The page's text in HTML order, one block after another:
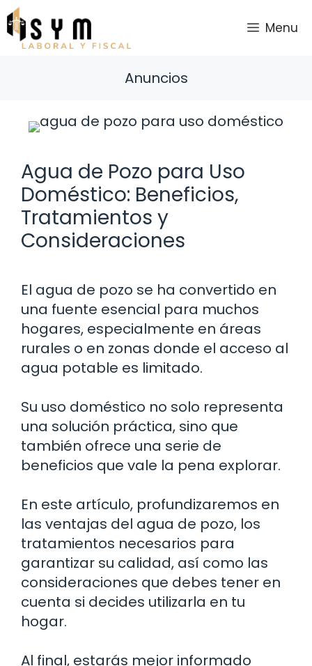
Saltar
al
contenido
Menu
Anuncios
Agua de Pozo para Uso
Doméstico: Beneficios,
Tratamientos y
Consideraciones
El agua de pozo se ha convertido en
una fuente esencial para muchos
hogares, especialmente en áreas
rurales o en zonas donde el acceso al
agua potable es limitado.
Su uso doméstico no solo representa
una solución práctica, sino que
también ofrece una serie de
beneficios que vale la pena explorar.
En este artículo, profundizaremos en
las ventajas del agua de pozo, los
tratamientos necesarios para
garantizar su calidad, así como las
consideraciones que debes tener en
cuenta si decides utilizarla en tu
hogar.
Al final, estarás mejor informado